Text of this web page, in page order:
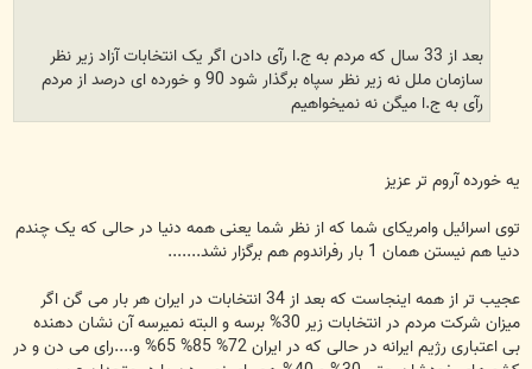
بعد از 33 سال که مردم به ج.ا رآی دادن اگر یک انتخابات آزاد زیر نظر
سازمان ملل نه زیر نظر سپاه برگذار شود 90 و خورده ای درصد از مردم
رآی به ج.ا میگن نه نمیخواهیم
یه خورده آروم تر عزیز
توی اسرائیل وامریکای شما که از نظر شما یعنی همه دنیا در حالی که یک چندم
دنیا هم نیستن همان 1 بار رفراندوم هم برگزار نشد.......
عجیب تر از همه اینجاست که بعد از 34 انتخابات در ایران هر بار می گن اگر
میزان شرکت مردم در انتخابات زیر 30% برسه و البته نمیرسه آن نشان دهنده
بی اعتباری رژیم ایرانه در حالی که در ایران 72% 85% 65% و....رای می دن و در